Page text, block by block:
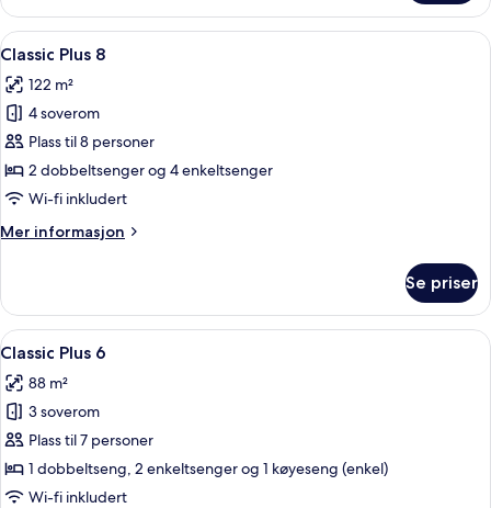
Plus
8
Åpne
alle
bildene
av
Classic
Plus
8
Classic Plus 8 | Strykejern/-brett og
14
Classic Plus 8
122 m²
4 soverom
Plass til 8 personer
2 dobbeltsenger og 4 enkeltsenger
Wi-fi inkludert
Mer informasjon
Mer
Plus
8
Se priser
Åpne
alle
bildene
av
Classic
Plus
6
Classic Plus 6 | Strykejern/-brett og
10
Classic Plus 6
88 m²
3 soverom
Plass til 7 personer
1 dobbeltseng, 2 enkeltsenger og 1 køyeseng (enkel)
Wi-fi inkludert